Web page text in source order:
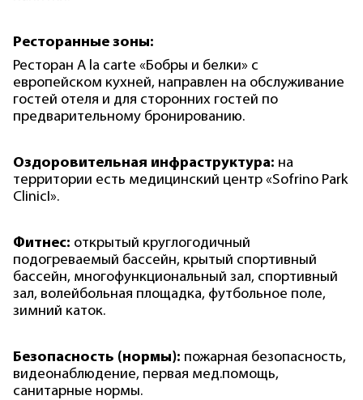
Ресторанные зоны:
Ресторан A la carte «Бобры и белки» с
европейском кухней, направлен на обслуживание
гостей отеля и для сторонних гостей по
предварительному бронированию.
Оздоровительная инфраструктура: на
территории есть медицинский центр «Sofrino Park
ClinicІ».
Фитнес: открытый круглогодичный
подогреваемый бассейн, крытый спортивный
бассейн, многофункциональный зал, спортивный
зал, волейбольная площадка, футбольное поле,
зимний каток.
Безопасность (нормы): пожарная безопасность,
видеонаблюдение, первая мед.помощь,
санитарные нормы.